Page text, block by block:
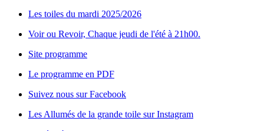
Les toiles du mardi 2025/2026
Voir ou Revoir, Chaque jeudi de l'été à 21h00.
Site programme
Le programme en PDF
Suivez nous sur Facebook
Les Allumés de la grande toile sur Instagram